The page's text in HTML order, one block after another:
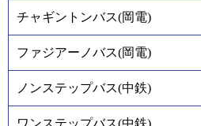
チャギントンバス(岡電)
ファジアーノバス(岡電)
ノンステップバス(中鉄)
ワンステップバス(中鉄)